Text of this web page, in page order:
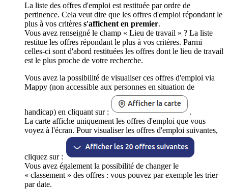
La liste des offres d'emploi est restituée par ordre de
pertinence. Cela veut dire que les offres d'emploi répondant le
plus à vos critères s'affichent en premier.
Vous avez renseigné le champ « Lieu de travail » ? La liste
restitue les offres répondant le plus à vos critères. Parmi
celles-ci sont d'abord restituées les offres dont le lieu de travail
est le plus proche de votre recherche.
Vous avez la possibilité de visualiser ces offres d'emploi via
Mappy (non accessible aux personnes en situation de
handicap) en cliquant sur :
.
La carte affiche uniquement les offres d'emploi que vous
voyez à l'écran. Pour visualiser les offres d'emploi suivantes,
cliquez sur :
Vous avez également la possibilité de changer le
« classement » des offres : vous pouvez par exemple les trier
par date.